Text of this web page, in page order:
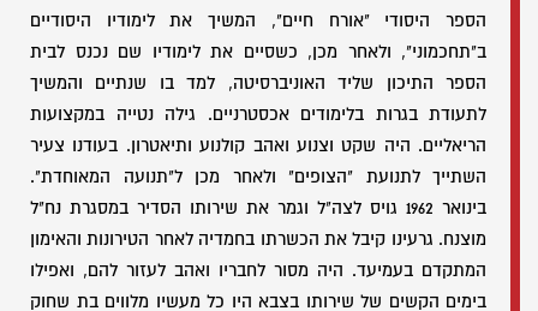
הספר היסודי "אורח חיים", המשיך את לימודיו היסודיים
ב"תחכמוני", ולאחר מכן, כשסיים את לימודיו שם נכנס לבית
הספר התיכון שליד האוניברסיטה, למד בו שנתיים והמשיך
לתעודת בגרות בלימודים אכסטרניים. גילה נטייה במקצועות
הריאליים. היה שקט וצנוע ואהב קולנוע ותיאטרון. בעודנו צעיר
השתייך לתנועת "הצופים" ולאחר מכן ל"תנועה המאוחדת".
בינואר 1962 גויס לצה"ל וגמר את שירותו הסדיר במסגרת נח"ל
מוצנח. גרעינו קיבל את הכשרתו בחמדיה לאחר הטירונות והאימון
המתקדם בעמיעד. היה מסור לחבריו ואהב לעזור להם, ואפילו
בימים הקשים של שירותו בצבא היו כל מעשיו מלווים בת שחוק